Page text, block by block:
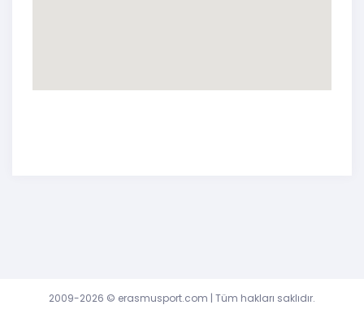
2009-2026 © erasmusport.com | Tüm hakları saklıdır.